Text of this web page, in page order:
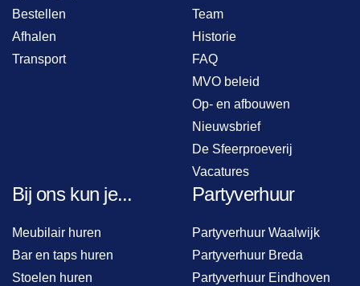
Bestellen
Afhalen
Transport
Team
Historie
FAQ
MVO beleid
Op- en afbouwen
Nieuwsbrief
De Sfeerproeverij
Vacatures
Bij ons kun je...
Meubilair huren
Bar en taps huren
Stoelen huren
Partyverhuur
Partyverhuur Waalwijk
Partyverhuur Breda
Partyverhuur Eindhoven